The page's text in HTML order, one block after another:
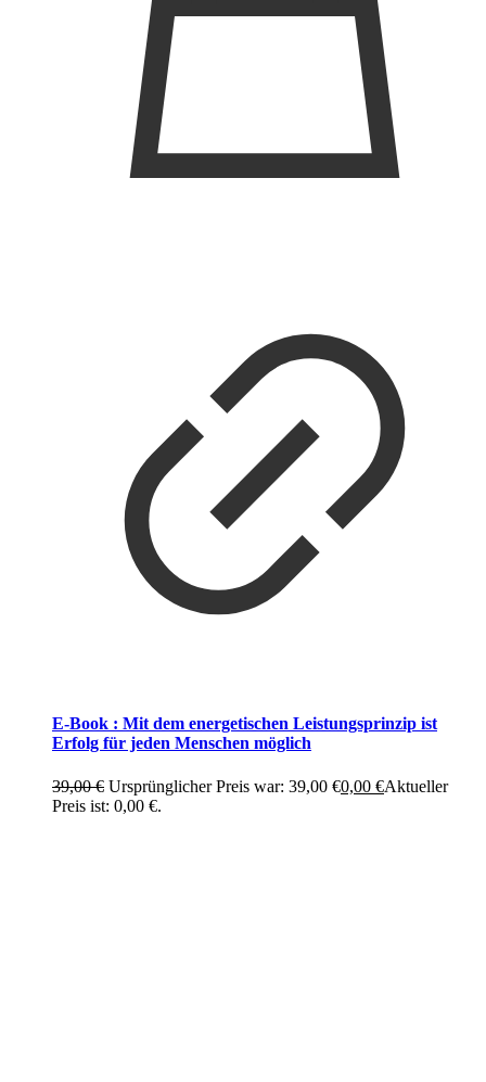
E-Book : Mit dem energetischen Leistungsprinzip ist
Erfolg für jeden Menschen möglich
39,00€ Ursprünglicher Preis war: 39,00 €0,00 €Aktueller
Preis ist: 0,00 €.